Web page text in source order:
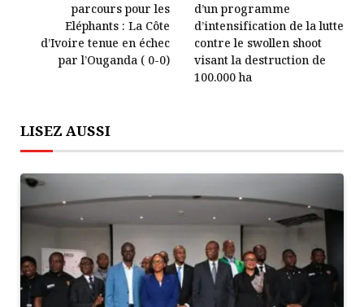
parcours pour les
Eléphants : La Côte
d’Ivoire tenue en échec
par l’Ouganda ( 0-0)
d’un programme
d’intensification de la lutte
contre le swollen shoot
visant la destruction de
100.000 ha
LISEZ AUSSI